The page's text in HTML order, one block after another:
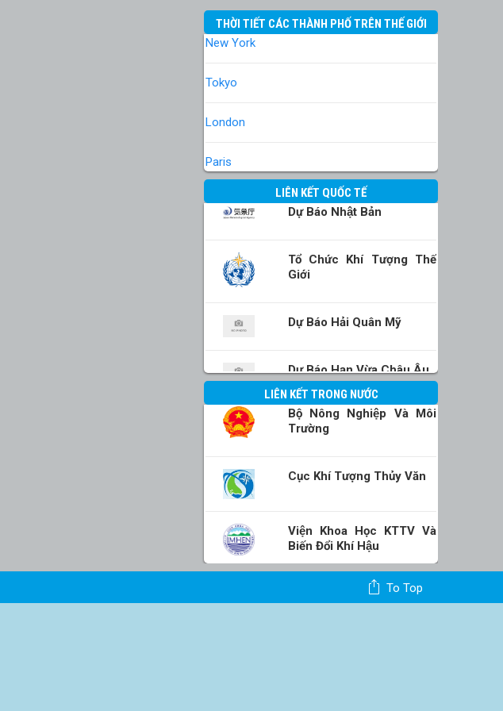
THỜI TIẾT CÁC THÀNH PHỐ TRÊN THẾ GIỚI
New York
Tokyo
London
Paris
LIÊN KẾT QUỐC TẾ
Dự Báo Nhật Bản
Tổ Chức Khí Tượng Thế
Giới
Dự Báo Hải Quân Mỹ
Dự Báo Hạn Vừa Châu Âu
LIÊN KẾT TRONG NƯỚC
Bộ Nông Nghiệp Và Môi
Trường
Cục Khí Tượng Thủy Văn
Viện Khoa Học KTTV Và
Biến Đổi Khí Hậu
To Top